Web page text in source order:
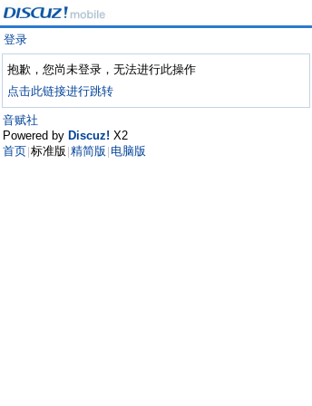
登录
抱歉，您尚未登录，无法进行此操作
点击此链接进行跳转
音赋社
Powered by Discuz! X2
首页 标准版 精简版 电脑版